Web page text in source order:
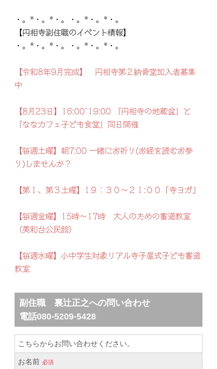
・。*・。*・。・。*・。*・。
【円相寺副住職のイベント情報】
・。*・。*・。・。*・。*・。
【令和8年9月完成】 円相寺第２納骨堂加入者募集
中
【8月23日】16:00~19:00 『円相寺の地蔵盆』と
『ななカフェ子ども食堂』同日開催
【毎週土曜】朝7:00 一緒にお祈り(お経を読むお参
り)しませんか？
【第１、第３土曜】1９：３０～２１:００「寺ヨガ」
【毎週金曜】15時～17時 大人のための書道教室
（美和台公民館）
【毎週水曜】小中学生対象リアル寺子屋式子ども書道
教室